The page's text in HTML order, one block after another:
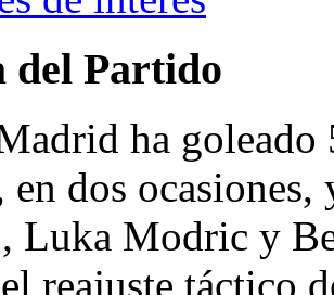
del Partido
ha
dos
Luka Modric y
reajuste táctico